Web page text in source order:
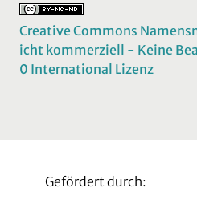
Creative Commons
icht kommerziell - Keine
0 International Lizenz
Gefördert durch: